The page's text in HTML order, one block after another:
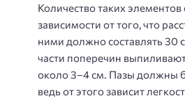
Количество таких элементов
зависимости от того, что
ними должно составлять 30
части поперечин
около 3–4 см. Пазы должны
ведь от этого зависит